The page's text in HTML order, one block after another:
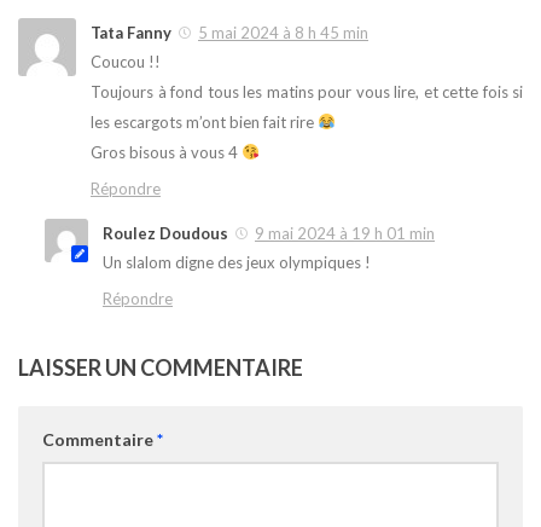
Tata Fanny
5 mai 2024 à 8 h 45 min
Coucou !!
Toujours à fond tous les matins pour vous lire, et cette fois si
les escargots m’ont bien fait rire
Gros bisous à vous 4
Répondre
Roulez Doudous
9 mai 2024 à 19 h 01 min
Un slalom digne des jeux olympiques !
Répondre
LAISSER UN COMMENTAIRE
Commentaire*